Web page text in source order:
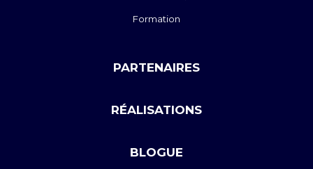
Formation
PARTENAIRES
RÉALISATIONS
BLOGUE